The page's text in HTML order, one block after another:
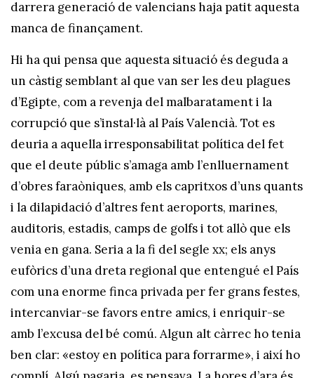
darrera generació de valencians haja patit aquesta
manca de finançament.
Hi ha qui pensa que aquesta situació és deguda a
un càstig semblant al que van ser les deu plagues
d’Egipte, com a revenja del malbaratament i la
corrupció que s’instal·là al País Valencià. Tot es
deuria a aquella irresponsabilitat política del fet
que el deute públic s’amaga amb l’enlluernament
d’obres faraòniques, amb els capritxos d’uns quants
i la dilapidació d’altres fent aeroports, marines,
auditoris, estadis, camps de golfs i tot allò que els
venia en gana. Seria a la fi del segle xx; els anys
eufòrics d’una dreta regional que entengué el País
com una enorme finca privada per fer grans festes,
intercanviar-se favors entre amics, i enriquir-se
amb l’excusa del bé comú. Algun alt càrrec ho tenia
ben clar: «estoy en política para forrarme», i així ho